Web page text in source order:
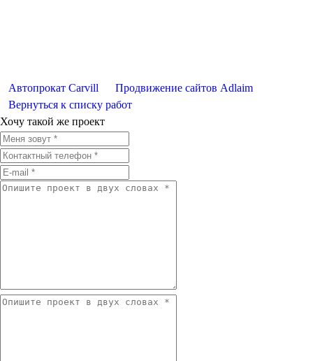
Автопрокат Carvill
Продвижение сайтов Adlaim
Вернуться к списку работ
Хочу такой же проект